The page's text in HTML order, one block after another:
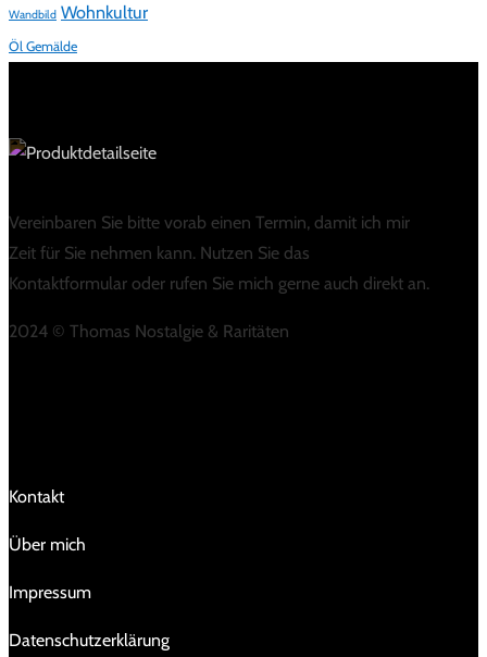
Wandbild Wohnkultur
Öl Gemälde
Vereinbaren Sie bitte vorab einen Termin, damit ich mir
Zeit für Sie nehmen kann. Nutzen Sie das
Kontaktformular oder rufen Sie mich gerne auch direkt an.
2024 © Thomas Nostalgie & Raritäten
Kontakt
Über mich
Impressum
Da­ten­schutz­er­klä­rung